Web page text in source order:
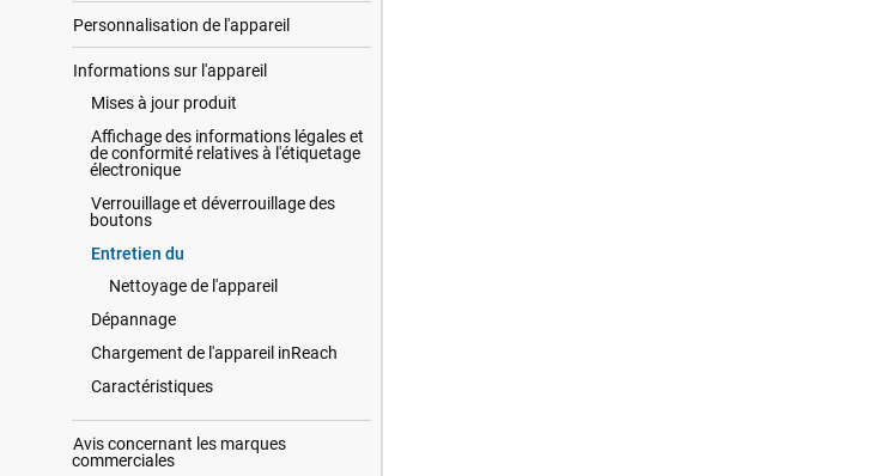
Personnalisation de l'appareil
Informations sur l'appareil
Mises à jour produit
Affichage des informations légales et
de conformité relatives à l'étiquetage
électronique
Verrouillage et déverrouillage des
boutons
Entretien du
Nettoyage de l'appareil
Dépannage
Chargement de l'appareil inReach
Caractéristiques
Avis concernant les marques
commerciales